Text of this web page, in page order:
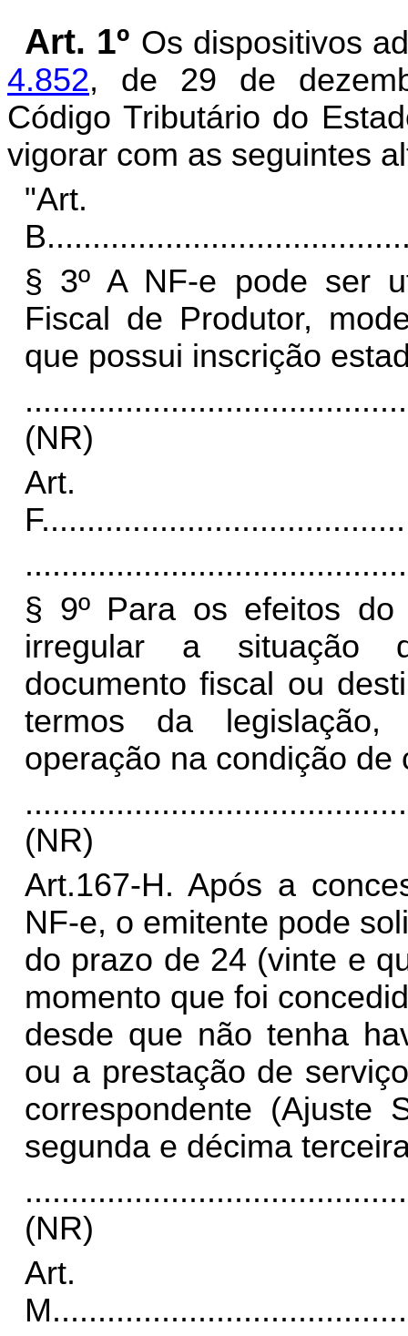
Art. 1º Os dispositivos
4.852, de 29 de
Código Tributário do
vigorar com as seguintes
B
§ 3º A NF-e pode ser
Fiscal de Produtor,
que possui inscrição
(NR)
Art.
F
§ 9º Para os efeitos
irregular a situação
documento fiscal ou
termos da
operação na condição de
(NR)
Art.167-H. Após a
NF-e, o emitente pode
do prazo de 24 (vinte e
momento que foi
desde que não tenha
ou a prestação de
correspondente (Ajuste
segunda e décima
(NR)
Art.
M